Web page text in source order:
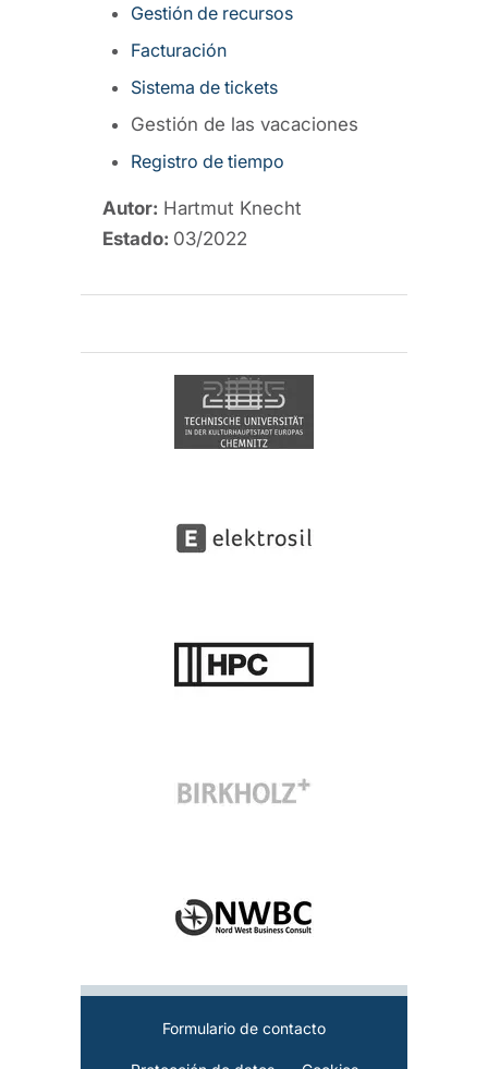
Gestión de recursos
Facturación
Sistema de tickets
Gestión de las vacaciones
Registro de tiempo
Autor: Hartmut Knecht
Estado: 03/2022
Formulario de contacto